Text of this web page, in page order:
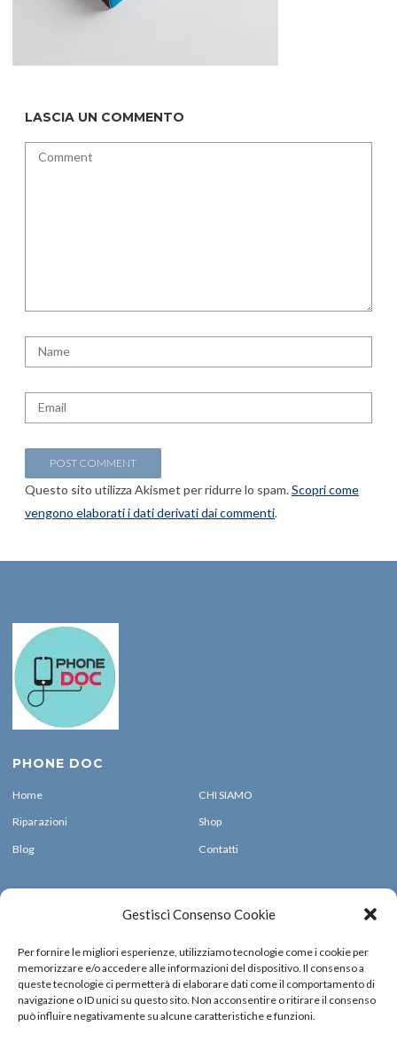
Gestisci Consenso Cookie
Per fornire le migliori esperienze, utilizziamo tecnologie come i cookie per
memorizzare e/o accedere alle informazioni del dispositivo. Il consenso a
queste tecnologie ci permetterà di elaborare dati come il comportamento di
navigazione o ID unici su questo sito. Non acconsentire o ritirare il consenso
può influire negativamente su alcune caratteristiche e funzioni.
LASCIA UN COMMENTO
Questo sito utilizza Akismet per ridurre lo spam.Scopri come
vengono elaborati i dati derivati dai commenti.
PHONE DOC
Home CHI SIAMO
Riparazioni Shop
Blog Contatti
Via IV Novembre 35035 Mestrino (PD)
info@phonedoc.it
SEGUICI